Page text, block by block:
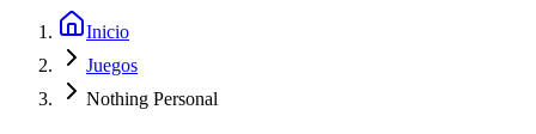
Inicio
Juegos
Nothing Personal